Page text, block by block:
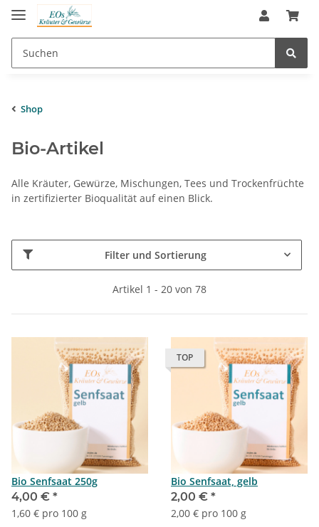
Shop
Bio-Artikel
Alle Kräuter, Gewürze, Mischungen, Tees und Trockenfrüchte
in zertifizierter Bioqualität auf einen Blick.
Filter und Sortierung
Artikel 1 - 20 von 78
Bio Senfsaat 250g
4,00 € *
1,60 € pro 100 g
TOP
Bio Senfsaat, gelb
2,00 € *
2,00 € pro 100 g